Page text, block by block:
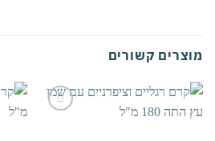
קשורים